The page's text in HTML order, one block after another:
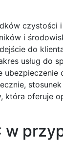
czystości
i
do
usług do
oferuje
w